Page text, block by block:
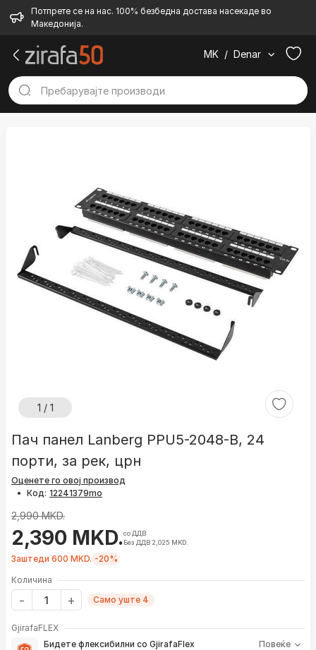
Потпрете се на нас. 100% безбедна достава насекаде во
Македонија.
MK / Denar
1 / 1
Пач панел Lanberg PPU5-2048-B, 24
порти, за рек, црн
Оценете го овој производ
• Код:
2,990 MKD.
2,390 MKD.со ДДВ
Без ДДВ 2,025 MKD.
Заштеди 600 MKD. -20%
Количина
Само уште 4
GjirafaFLEX
Бидете флексибилни со GjirafaFlex
Повеќе